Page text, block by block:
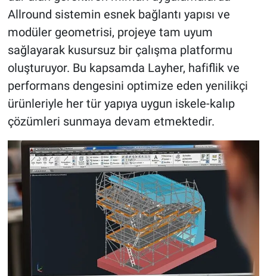
Allround sistemin esnek bağlantı yapısı ve
modüler geometrisi, projeye tam uyum
sağlayarak kusursuz bir çalışma platformu
oluşturuyor. Bu kapsamda Layher, hafiflik ve
performans dengesini optimize eden yenilikçi
ürünleriyle her tür yapıya uygun iskele-kalıp
çözümleri sunmaya devam etmektedir.